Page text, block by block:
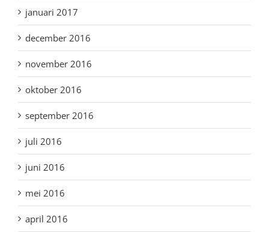
januari 2017
december 2016
november 2016
oktober 2016
september 2016
juli 2016
juni 2016
mei 2016
april 2016